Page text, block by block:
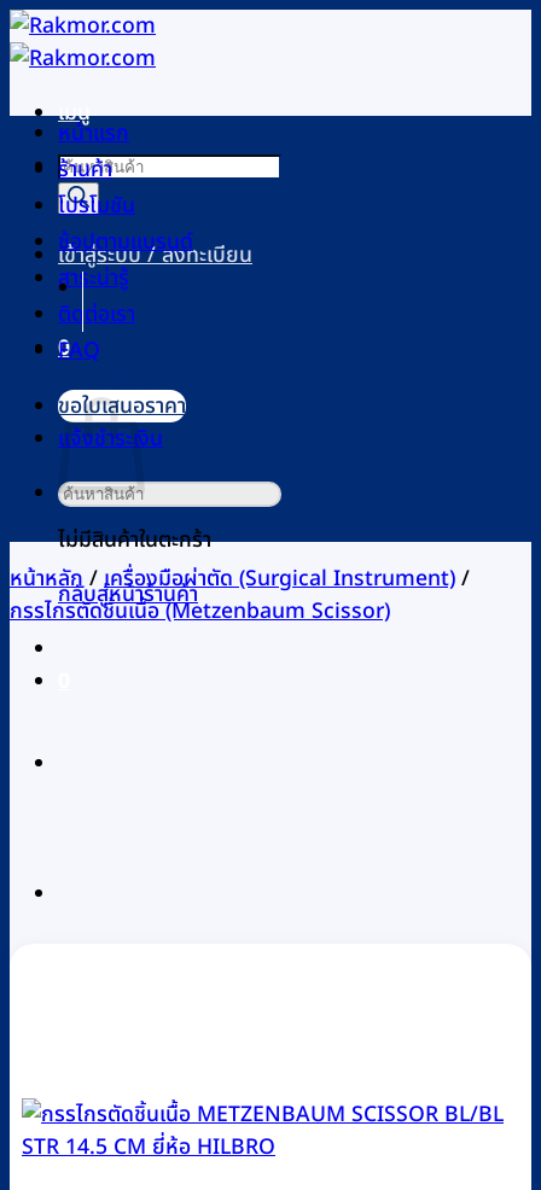
ข้าม
ไป
เนื้อหาเมนู
Products
search
เข้าสู่ระบบ / ลงทะเบียน
0
ไม่มีสินค้าในตะกร้า
กลับสู่หน้าร้านค้า
หน้าแรก
ร้านค้า
โปรโมชัน
ช้อปตามแบรนด์
สาระน่ารู้
ติดต่อเรา
FAQ
ขอใบเสนอราคา
แจ้งชำระเงิน
ค้นหา:
หน้าหลัก/เครื่องมือผ่าตัด (Surgical Instrument)/
กรรไกรตัดชิ้นเนื้อ (Metzenbaum Scissor)